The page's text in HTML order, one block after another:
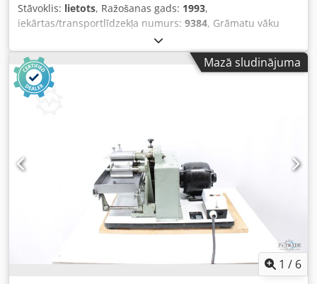
Stāvoklis: lietots, Ražošanas gads: 1993,
iekārtas/transportlīdzekļa numurs: 9384, Grāmatu vāku
izliekšanas mašīna - Case Bender Orient CX, izgatavošanas
gads 1993 - Sērijas Nr. 9384/15344 Maksimālais darba
platums: 500 mm Tiešsaistes video apskate, izmantojot
Skype video Būsim priecīgi Jūs uzņemt klātienē – plašāks
iekārtu klāsts noliktavā Dodpoh Aydrofx Acpskr Pieejama
Mazā sludinājuma
1 / 6